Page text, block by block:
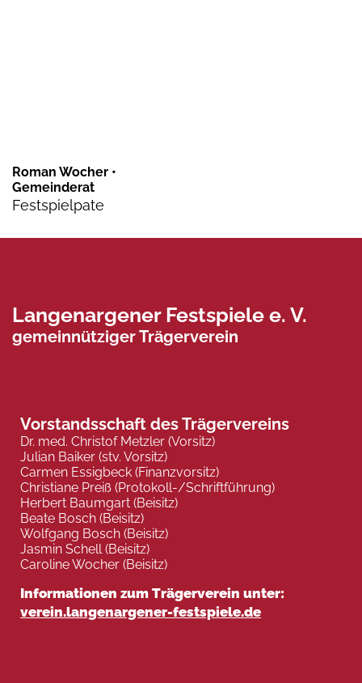
Festspielpate
Roman Wocher •
Gemeinderat
Langenargener Festspiele e. V.
gemeinnütziger Trägerverein
Vorstandsschaft des Trägervereins
Dr. med. Christof Metzler (Vorsitz)
Julian Baiker (stv. Vorsitz)
Carmen Essigbeck (Finanzvorsitz)
Christiane Preiß (Protokoll-/Schriftführung)
Herbert Baumgart (Beisitz)
Beate Bosch (Beisitz)
Wolfgang Bosch (Beisitz)
Jasmin Schell (Beisitz)
Caroline Wocher (Beisitz)
Informationen zum Trägerverein unter:
verein.langenargener-festspiele.de